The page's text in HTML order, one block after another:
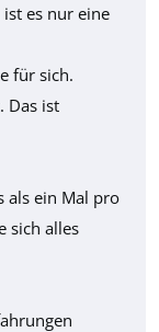
es nur eine
für sich.
Das ist
als ein Mal pro
sich alles